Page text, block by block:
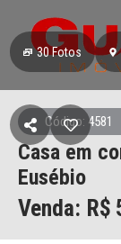
30Fotos
Código: 4581
Casa em
Eusébio
Venda: R$